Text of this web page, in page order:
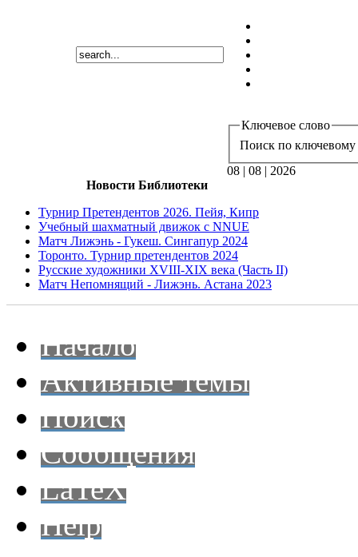
Ключевое слово
Поиск по ключевому
08 | 08 | 2026
Новости Библиотеки
Турнир Претендентов 2026. Пейя, Кипр
Учебный шахматный движок с NNUE
Матч Лижэнь - Гукеш. Сингапур 2024
Торонто. Турнир претендентов 2024
Русские художники XVIII-XIX века (Часть II)
Матч Непомнящий - Лижэнь. Астана 2023
Начало
Активные темы
Поиск
Сообщения
LaTeX
Help